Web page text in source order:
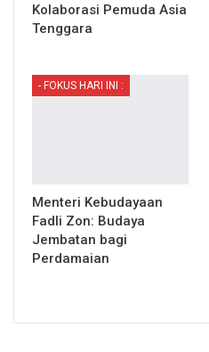
Kolaborasi Pemuda Asia
Tenggara
- FOKUS HARI INI :
Menteri Kebudayaan
Fadli Zon: Budaya
Jembatan bagi
Perdamaian